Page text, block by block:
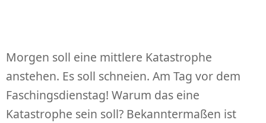
Morgen soll eine mittlere Katastrophe
anstehen. Es soll schneien. Am Tag vor dem
Faschingsdienstag! Warum das eine
Katastrophe sein soll? Bekanntermaßen ist